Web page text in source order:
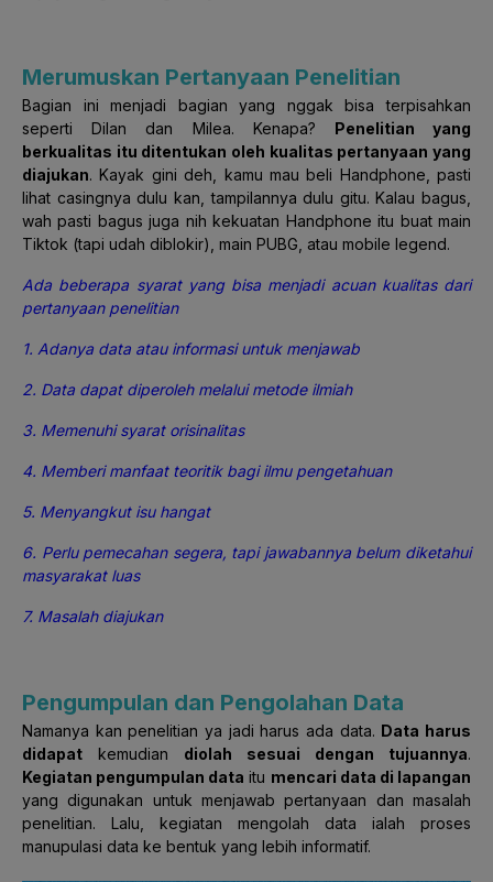
Merumuskan Pertanyaan Penelitian
Bagian ini menjadi bagian yang nggak bisa terpisahkan
seperti Dilan dan Milea. Kenapa? Penelitian yang
berkualitas itu ditentukan oleh kualitas pertanyaan yang
diajukan. Kayak gini deh, kamu mau beli Handphone, pasti
lihat casingnya dulu kan, tampilannya dulu gitu. Kalau bagus,
wah pasti bagus juga nih kekuatan Handphone itu buat main
Tiktok (tapi udah diblokir), main PUBG, atau mobile legend.
Ada beberapa syarat yang bisa menjadi acuan kualitas dari
pertanyaan penelitian
1. Adanya data atau informasi untuk menjawab
2. Data dapat diperoleh melalui metode ilmiah
3. Memenuhi syarat orisinalitas
4. Memberi manfaat teoritik bagi ilmu pengetahuan
5. Menyangkut isu hangat
6. Perlu pemecahan segera, tapi jawabannya belum diketahui
masyarakat luas
7. Masalah diajukan
Pengumpulan dan Pengolahan Data
Namanya kan penelitian ya jadi harus ada data. Data harus
didapat kemudian diolah sesuai dengan tujuannya.
Kegiatan pengumpulan data itu mencari data di lapangan
yang digunakan untuk menjawab pertanyaan dan masalah
penelitian. Lalu, kegiatan mengolah data ialah proses
manupulasi data ke bentuk yang lebih informatif.